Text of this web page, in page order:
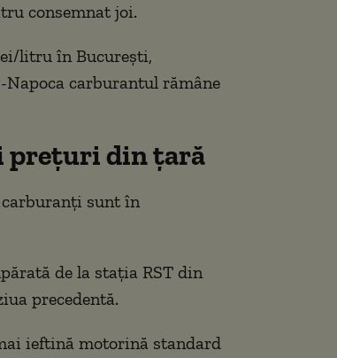
consemnat joi.
litru în București,
carburantul rămâne
prețuri din țară
sunt în
de la stația RST din
precedentă.
ieftină motorină standard